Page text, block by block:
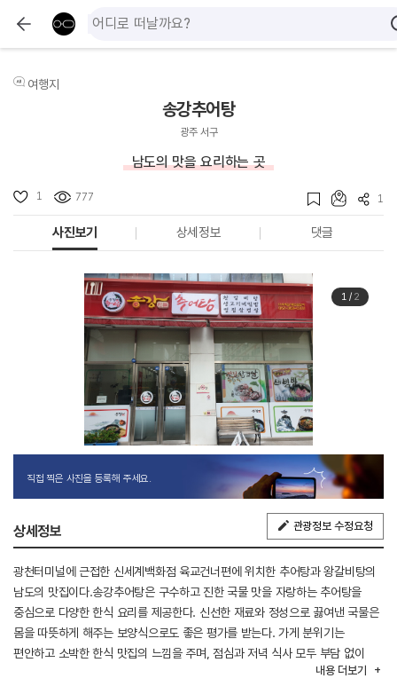
여행지
송강추어탕
광주 서구
남도의 맛을 요리하는 곳
1 777 1
사진보기 상세정보 댓글
1/ 2
직접 찍은 사진을 등록해 주세요.
상세정보 관광정보 수정요청
광천터미널에 근접한 신세계백화점 육교건너편에 위치한 추어탕과 왕갈비탕의
남도의 맛집이다.송강추어탕은 구수하고 진한 국물 맛을 자랑하는 추어탕을
중심으로 다양한 한식 요리를 제공한다. 신선한 재료와 정성으로 끓여낸 국물은
몸을 따뜻하게 해주는 보양식으로도 좋은 평가를 받는다. 가게 분위기는
편안하고 소박한 한식 맛집의 느낌을 주며, 점심과 저녁 식사 모두 부담 없이
찾기 좋다. 지역 주민뿐 아니라 추어탕을 즐기려는 방문객들에게도 든든한 한
내용 더보기